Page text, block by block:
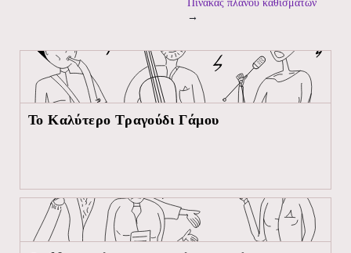
Πίνακας πλάνου καθισμάτων
→
Το Καλύτερο Τραγούδι Γάμου